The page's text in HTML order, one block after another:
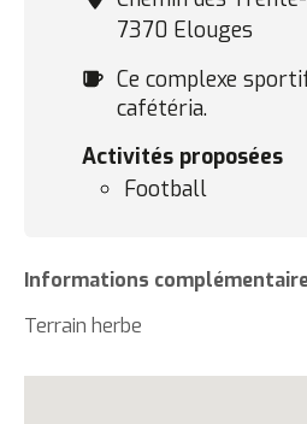
7370 Elouges
Cafétéria
Ce complexe
cafétéria.
Activités proposées
Football
Informations
Terrain herbe